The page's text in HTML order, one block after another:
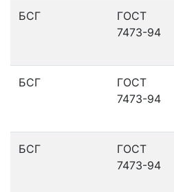
БСГ
ГОСТ
7473-94
БСГ
ГОСТ
7473-94
БСГ
ГОСТ
7473-94